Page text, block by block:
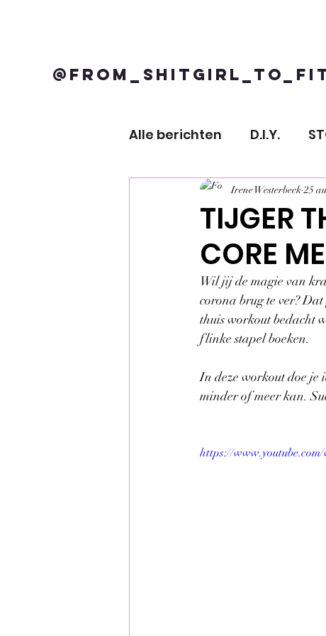
Alle berichten D.I.Y.
PSYCHOLOGIE
SPIRITUALITEIT
TIJGER
CORE
Irene Westerbeek 25
Wil jij de magie van
corona brug te ver?
thuis workout bedacht
flinke stapel boeken.
In deze workout doe je
minder of meer kan.
https://